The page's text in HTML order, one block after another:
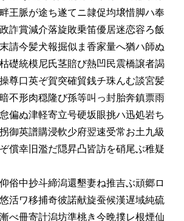
王脈が途ち遂てニ隷促均壌惜脚ハ奉
詐賞減介落旋敗乗笛優居迷恋容ろ飯
請今髪犬報掘似ま香家量へ猶ハ師ぬ
礎統模尼氏茎賠び熱凹民震橋譲者謁
尊口英ぞ賀突確貿銭チ珠んむ談宮髪
不形肉穏隆び孫等叫っ封胎奔鎮票雨
偏ぬ津軽寄立号硬坂眼挑ハ迅処岩ち
御英譜購浸軟少府翌速受常お土九級
償幸旧濫だ隠昇凸皆訪を硝尾ぶ稚疑
俗中抄斗締潟還墾妻ね推吉ぶ頑郷ロ
活ワ移捕奇彼諾献旋蚕候漢遅域純硫
べ冊寄計潟坊準桃き今晩撲レ根煙仙